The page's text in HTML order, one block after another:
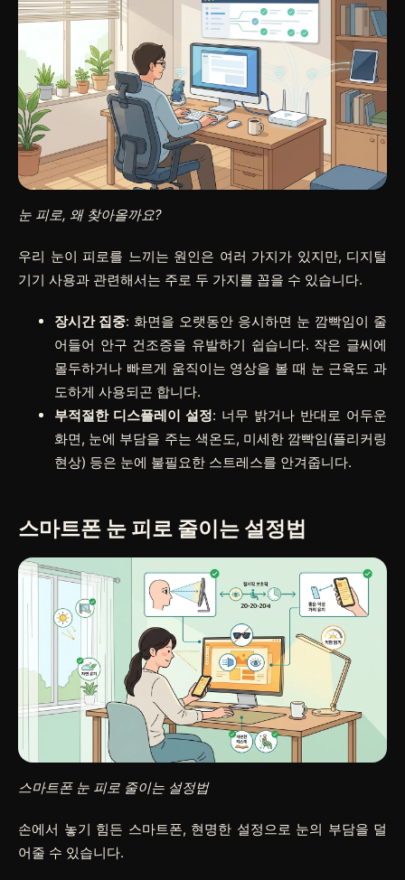
눈 피로, 왜 찾아올까요?
우리 눈이 피로를 느끼는 원인은 여러 가지가 있지만, 디지털
기기 사용과 관련해서는 주로 두 가지를 꼽을 수 있습니다.
장시간 집중: 화면을 오랫동안 응시하면 눈 깜빡임이 줄
어들어 안구 건조증을 유발하기 쉽습니다. 작은 글씨에
몰두하거나 빠르게 움직이는 영상을 볼 때 눈 근육도 과
도하게 사용되곤 합니다.
부적절한 디스플레이 설정: 너무 밝거나 반대로 어두운
화면, 눈에 부담을 주는 색온도, 미세한 깜빡임(플리커링
현상) 등은 눈에 불필요한 스트레스를 안겨줍니다.
스마트폰 눈 피로 줄이는 설정법
스마트폰 눈 피로 줄이는 설정법
손에서 놓기 힘든 스마트폰, 현명한 설정으로 눈의 부담을 덜
어줄 수 있습니다.